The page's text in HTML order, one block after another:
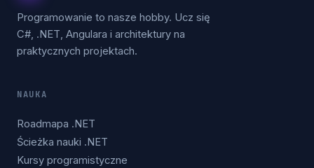
Programowanie to nasze hobby. Ucz się
C#, .NET, Angulara i architektury na
praktycznych projektach.
NAUKA
Roadmapa .NET
Ścieżka nauki .NET
Kursy programistyczne